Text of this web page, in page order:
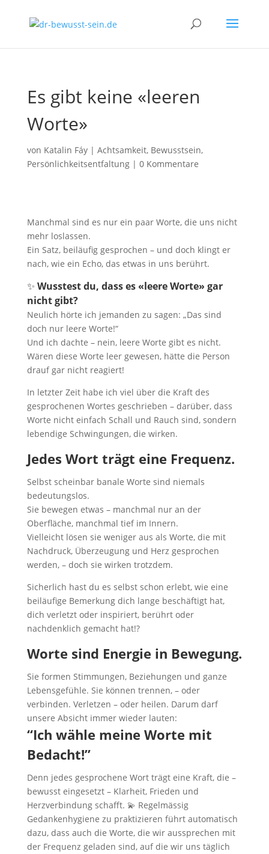
Es gibt keine «leeren
Worte»
von Katalin Fáy| Achtsamkeit, Bewusstsein,
Persönlichkeitsentfaltung| 0 Kommentare
Manchmal sind es nur ein paar Worte, die uns nicht
mehr loslassen.
Ein Satz, beiläufig gesprochen – und doch klingt er
nach, wie ein Echo, das etwas in uns berührt.
✨ Wusstest du, dass es «leere Worte» gar
nicht gibt?
Neulich hörte ich jemanden zu sagen: „Das sind
doch nur leere Worte!“
Und ich dachte – nein, leere Worte gibt es nicht.
Wären diese Worte leer gewesen, hätte die Person
drauf gar nicht reagiert!
In letzter Zeit habe ich viel über die Kraft des
gesprochenen Wortes geschrieben – darüber, dass
Worte nicht einfach Schall und Rauch sind, sondern
lebendige Schwingungen, die wirken.
Jedes Wort trägt eine Frequenz.
Selbst scheinbar banale Worte sind niemals
bedeutungslos.
Sie bewegen etwas – manchmal nur an der
Oberfläche, manchmal tief im Innern.
Vielleicht lösen sie weniger aus als Worte, die mit
Nachdruck, Überzeugung und Herz gesprochen
werden, – doch sie wirken trotzdem.
Sicherlich hast du es selbst schon erlebt, wie eine
beiläufige Bemerkung dich lange beschäftigt hat,
dich verletzt oder inspiriert, berührt oder
nachdenklich gemacht hat!?
Worte sind Energie in Bewegung.
Sie formen Stimmungen, Beziehungen und ganze
Lebensgefühle. Sie können trennen, – oder
verbinden. Verletzen – oder heilen. Darum darf
unsere Absicht immer wieder lauten:
“Ich wähle meine Worte mit
Bedacht!”
Denn jedes gesprochene Wort trägt eine Kraft, die –
bewusst eingesetzt – Klarheit, Frieden und
Herzverbindung schafft. 💫 Regelmässig
Gedankenhygiene zu praktizieren führt automatisch
dazu, dass auch die Worte, die wir aussprechen mit
der Frequenz geladen sind, auf die wir uns täglich